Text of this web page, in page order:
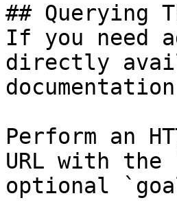
## Querying
If you need
directly
Perform an
URL with
optional